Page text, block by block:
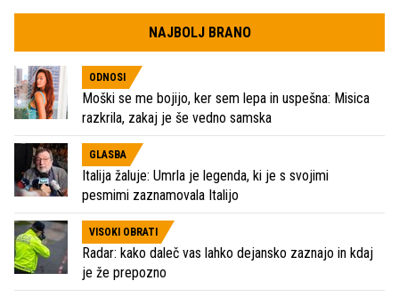
NAJBOLJ BRANO
ODNOSI
Moški se me bojijo, ker sem lepa in uspešna: Misica
razkrila, zakaj je še vedno samska
GLASBA
Italija žaluje: Umrla je legenda, ki je s svojimi
pesmimi zaznamovala Italijo
VISOKI OBRATI
Radar: kako daleč vas lahko dejansko zaznajo in kdaj
je že prepozno